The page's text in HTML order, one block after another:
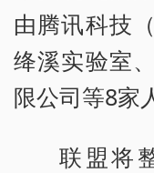
由腾讯科技
绛溪实验室
限公司等8家
联盟将